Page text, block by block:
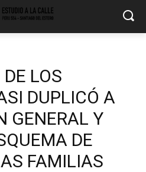
LOS
DUPLICÓ A
GENERAL Y
DE
FAMILIAS